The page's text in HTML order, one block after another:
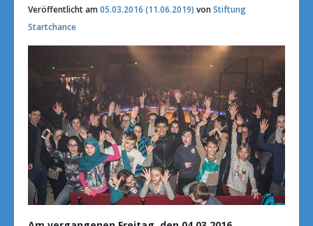
Veröffentlicht am05.03.2016 (11.06.2019) vonStiftung
Startchance